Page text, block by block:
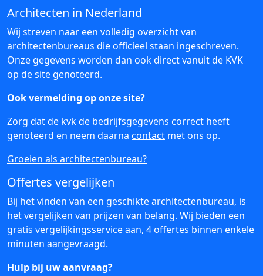
Architecten in Nederland
Wij streven naar een volledig overzicht van
architectenbureaus die officieel staan ingeschreven.
Onze gegevens worden dan ook direct vanuit de KVK
op de site genoteerd.
Ook vermelding op onze site?
Zorg dat de kvk de bedrijfsgegevens correct heeft
genoteerd en neem daarna contact met ons op.
Groeien als architectenbureau?
Offertes vergelijken
Bij het vinden van een geschikte architectenbureau, is
het vergelijken van prijzen van belang. Wij bieden een
gratis vergelijkingsservice aan, 4 offertes binnen enkele
minuten aangevraagd.
Hulp bij uw aanvraag?